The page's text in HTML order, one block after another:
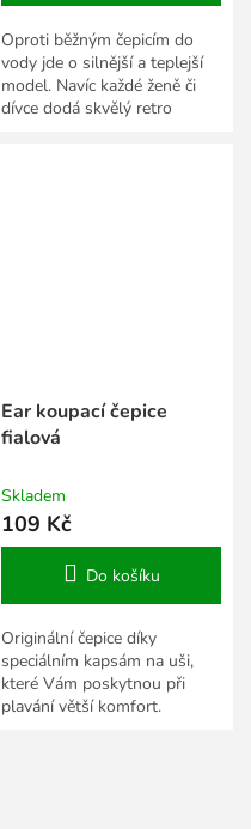
Oproti běžným čepicím do
vody jde o silnější a teplejší
model. Navíc každé ženě či
dívce dodá skvělý retro
Ear koupací čepice
fialová
Skladem
109 Kč
Do košíku
Originální čepice díky
speciálním kapsám na uši,
které Vám poskytnou při
plavání větší komfort.